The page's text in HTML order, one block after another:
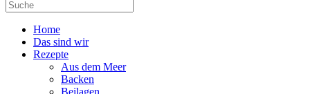
Home
Das sind wir
Rezepte
Aus dem Meer
Backen
Beilagen